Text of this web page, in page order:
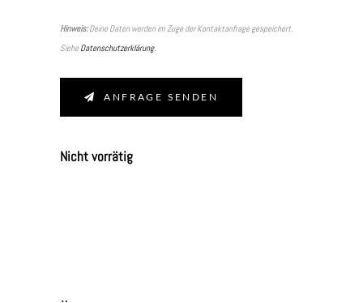
Hinweis:Deine Daten werden im Zuge der Kontaktanfrage gespeichert.
SieheDatenschutzerklärung.
ANFRAGE SENDEN
Nicht vorrätig